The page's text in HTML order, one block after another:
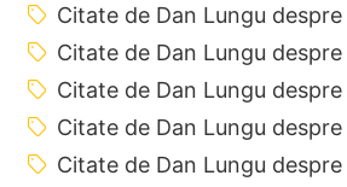
Citate de Dan Lungu despre
Citate de Dan Lungu despre
Citate de Dan Lungu despre
Citate de Dan Lungu despre
Citate de Dan Lungu despre